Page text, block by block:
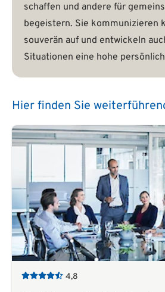
schaffen und andere für
begeistern. Sie kommunizieren
souverän auf und entwickeln
Situationen eine hohe
Hier finden Sie
4,8